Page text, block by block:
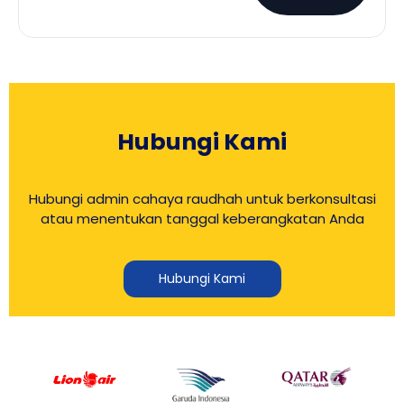
Hubungi Kami
Hubungi admin cahaya raudhah untuk berkonsultasi
atau menentukan tanggal keberangkatan Anda
Hubungi Kami